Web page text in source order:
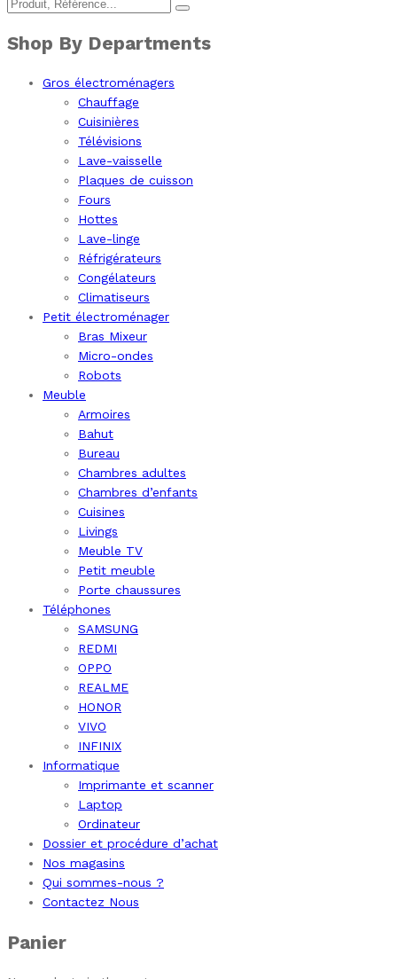
Shop By Departments
Gros électroménagers
Chauffage
Cuisinières
Télévisions
Lave-vaisselle
Plaques de cuisson
Fours
Hottes
Lave-linge
Réfrigérateurs
Congélateurs
Climatiseurs
Petit électroménager
Bras Mixeur
Micro-ondes
Robots
Meuble
Armoires
Bahut
Bureau
Chambres adultes
Chambres d’enfants
Cuisines
Livings
Meuble TV
Petit meuble
Porte chaussures
Téléphones
SAMSUNG
REDMI
OPPO
REALME
HONOR
VIVO
INFINIX
Informatique
Imprimante et scanner
Laptop
Ordinateur
Dossier et procédure d’achat
Nos magasins
Qui sommes-nous ?
Contactez Nous
Panier